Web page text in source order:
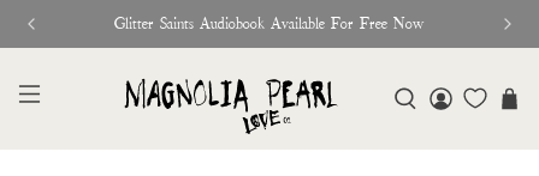
Glitter Saints Audiobook Available For Free Now